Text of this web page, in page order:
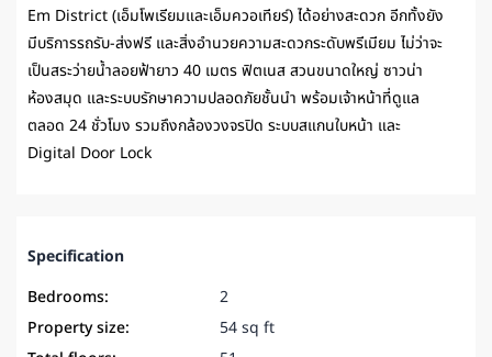
Em District (เอ็มโพเรียมและเอ็มควอเทียร์) ได้อย่างสะดวก อีกทั้งยัง
มีบริการรถรับ-ส่งฟรี และสิ่งอำนวยความสะดวกระดับพรีเมียม ไม่ว่าจะ
เป็นสระว่ายน้ำลอยฟ้ายาว 40 เมตร ฟิตเนส สวนขนาดใหญ่ ซาวน่า
ห้องสมุด และระบบรักษาความปลอดภัยชั้นนำ พร้อมเจ้าหน้าที่ดูแล
ตลอด 24 ชั่วโมง รวมถึงกล้องวงจรปิด ระบบสแกนใบหน้า และ
Digital Door Lock
Specification
Bedrooms:
2
Property size:
54 sq ft